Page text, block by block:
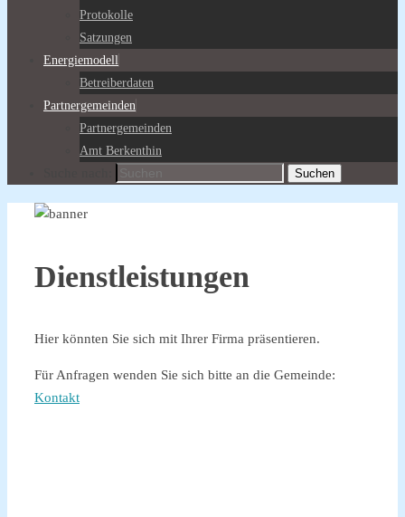
Protokolle
Satzungen
Energiemodell
Betreiberdaten
Partnergemeinden
Partnergemeinden
Amt Berkenthin
Suchen
Dienstleistungen
Hier könnten Sie sich mit Ihrer Firma präsentieren.
Für Anfragen wenden Sie sich bitte an die Gemeinde:
Kontakt